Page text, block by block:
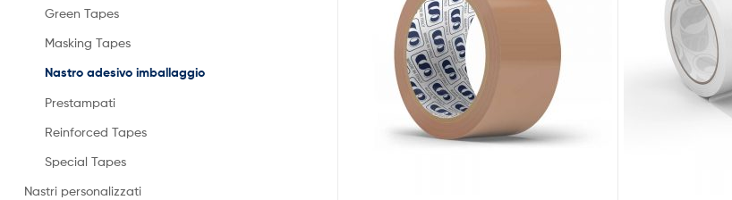
Green Tapes
Masking Tapes
Nastro adesivo imballaggio
Prestampati
Reinforced Tapes
Special Tapes
Nastri personalizzati